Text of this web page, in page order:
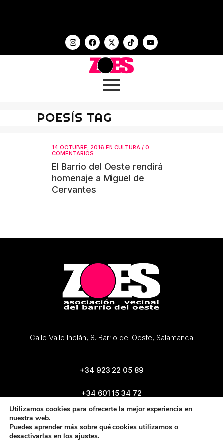
POESÍS TAG
14 OCTUBRE, 2016 EN CULTURA / 0
COMENTARIOS
El Barrio del Oeste rendirá
homenaje a Miguel de
Cervantes
Calle Valle Inclán, 8. Barrio del Oeste, Salamanca
+34 923 22 05 89
+34 601 15 34 72
zoes@zoes.es
Utilizamos cookies para ofrecerte la mejor experiencia en
nuestra web.
Puedes aprender más sobre qué cookies utilizamos o
desactivarlas en los ajustes.